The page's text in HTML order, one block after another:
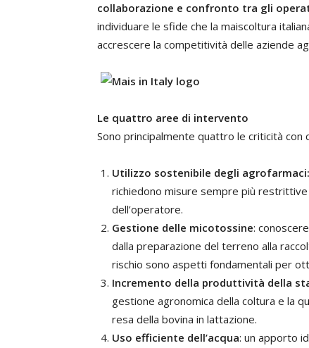
collaborazione e confronto tra gli
individuare le sfide che la maiscoltura
accrescere la competitività delle aziende
Le quattro aree di intervento
Sono principalmente quattro le criticità con
Utilizzo sostenibile degli agrofarmaci:
richiedono misure sempre più
dell’operatore.
Gestione delle micotossine:
dalla preparazione del terreno alla
rischio sono aspetti fondamentali per
Incremento della produttività della
gestione agronomica della coltura e la
resa della bovina in lattazione.
Uso efficiente dell’acqua: un apporto